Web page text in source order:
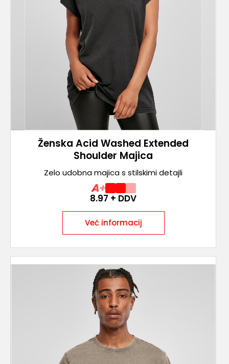
Ženska Acid Washed Extended
Shoulder Majica
Zelo udobna majica s stilskimi detajli
A+
8.97 + DDV
Več informacij